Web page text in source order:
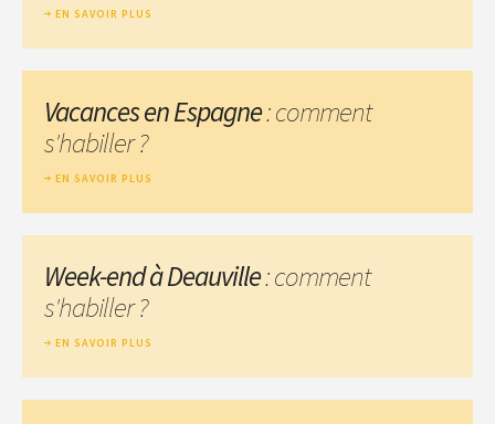
EN SAVOIR PLUS
Vacances en Espagne: comment
s'habiller ?
EN SAVOIR PLUS
Week-end à Deauville: comment
s'habiller ?
EN SAVOIR PLUS